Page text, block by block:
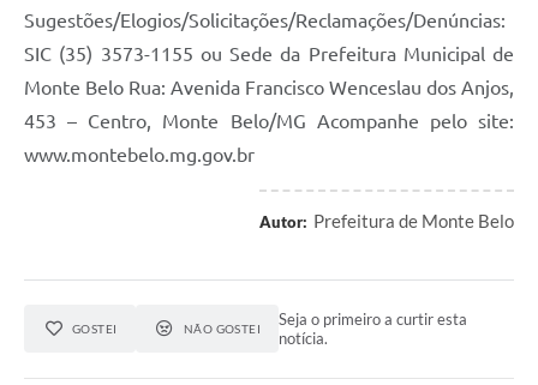
Sugestões/Elogios/Solicitações/Reclamações/Denúncias:
SIC (35) 3573-1155 ou Sede da Prefeitura Municipal de
Monte Belo Rua: Avenida Francisco Wenceslau dos Anjos,
453 – Centro, Monte Belo/MG Acompanhe pelo site:
www.montebelo.mg.gov.br
Autor: Prefeitura de Monte Belo
GOSTEI NÃO GOSTEI
Seja o primeiro a curtir esta
notícia.